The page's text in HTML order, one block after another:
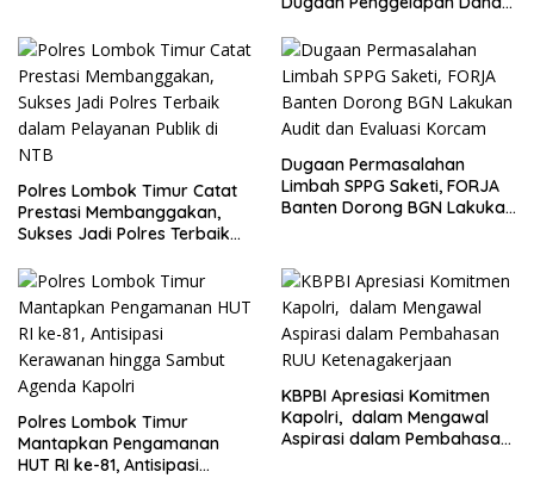
Argomulyo Belitang Jaya
Hilang 3 Bulan Bawa
Anggaran Pembangunan
Polres Lombok Timur Catat
Prestasi Membanggakan,
Sukses Jadi Polres Terbaik
NTB
Dugaan Permasalahan
Limbah SPPG Saketi, FORJA
Banten Dorong BGN Lakukan
Polres Lombok Timur
Mantapkan Pengamanan
HUT RI ke-81, Antisipasi
KBPBI Apresiasi Komitmen
Kapolri, dalam Mengawal
Aspirasi dalam Pembahasan